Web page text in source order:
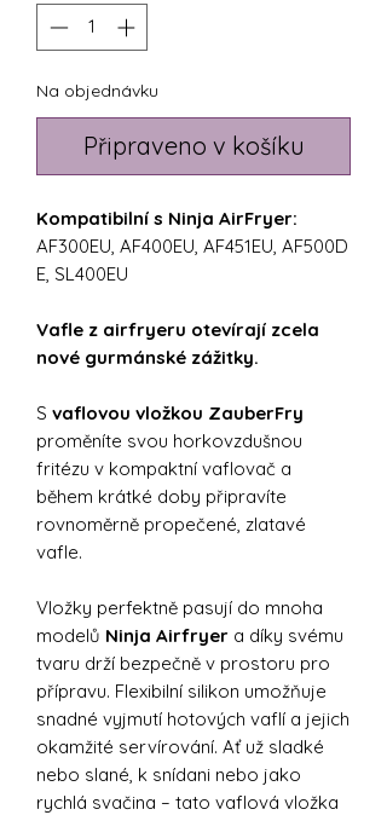
Na objednávku
Připraveno v košíku
Kompatibilní s Ninja AirFryer:
AF300EU, AF400EU, AF451EU, AF500D
E, SL400EU
Vafle z airfryeru otevírají zcela
nové gurmánské zážitky.
S vaflovou vložkou ZauberFry
proměníte svou horkovzdušnou
fritézu v kompaktní vaflovač a
během krátké doby připravíte
rovnoměrně propečené, zlatavé
vafle.
Vložky perfektně pasují do mnoha
modelů Ninja Airfryer a díky svému
tvaru drží bezpečně v prostoru pro
přípravu. Flexibilní silikon umožňuje
snadné vyjmutí hotových vaflí a jejich
okamžité servírování. Ať už sladké
nebo slané, k snídani nebo jako
rychlá svačina – tato vaflová vložka